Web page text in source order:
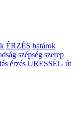
ÉRZÉS határok
szépség szerep
érzés ÜRESSÉG út